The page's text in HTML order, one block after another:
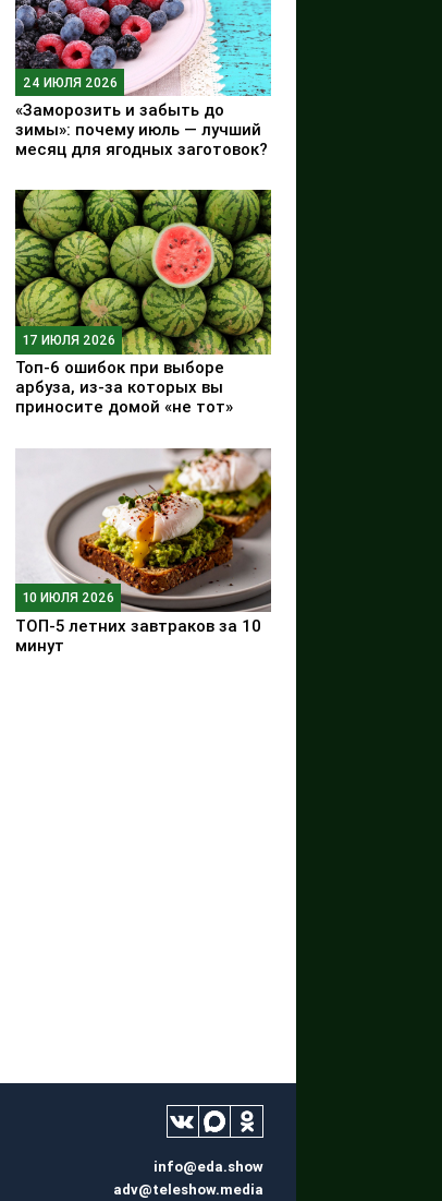
24 ИЮЛЯ 2026
«Заморозить и забыть до
зимы»: почему июль — лучший
месяц для ягодных заготовок?
17 ИЮЛЯ 2026
Топ-6 ошибок при выборе
арбуза, из-за которых вы
приносите домой «не тот»
10 ИЮЛЯ 2026
ТОП-5 летних завтраков за 10
минут
info@eda.show
adv@teleshow.media